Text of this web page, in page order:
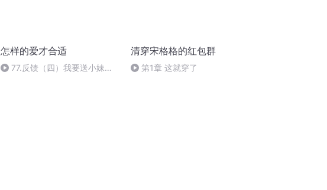
怎样的爱才合适
77.反馈（四）我要送小妹一
清穿宋格格的红包群
第1章 这就穿了